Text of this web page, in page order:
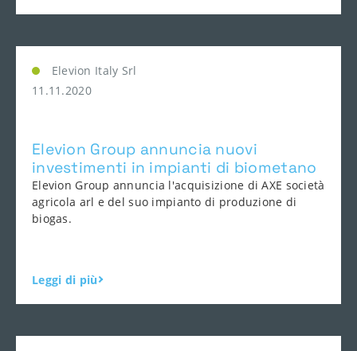
Elevion Italy Srl
11.11.2020
Elevion Group annuncia nuovi
investimenti in impianti di biometano
Elevion Group annuncia l'acquisizione di AXE società
agricola arl e del suo impianto di produzione di
biogas.
Leggi di più